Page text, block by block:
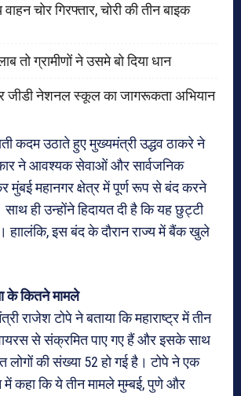
चोर गिरफ्तार, चोरी की तीन बाइक
तो ग्रामीणों ने उसमे बो दिया धान
जीडी नेशनल स्कूल का जागरूकता अभियान
कदम उठाते हुए मुख्यमंत्री उद्धव ठाकरे ने
ने आवश्यक सेवाओं और सार्वजनिक
मुंबई महानगर क्षेत्र में पूर्ण रूप से बंद करने
ही उन्होंने हिदायत दी है कि यह छुट्टी
हाालंकि, इस बंद के दौरान राज्य में बैंक खुले
के कितने मामले
राजेश टोपे ने बताया कि महाराष्ट्र में तीन
से संक्रमित पाए गए हैं और इसके साथ
लोगों की संख्या 52 हो गई है। टोपे ने एक
में कहा कि ये तीन मामले मुम्बई, पुणे और